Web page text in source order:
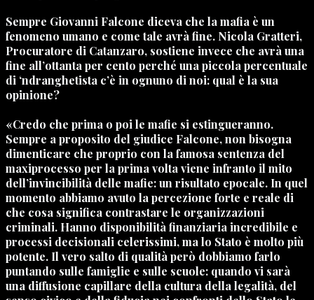
Sempre Giovanni Falcone diceva che la mafia è un
fenomeno umano e come tale avrà fine. Nicola Gratteri,
Procuratore di Catanzaro, sostiene invece che avrà una
fine all’ottanta per cento perché una piccola percentuale
di ‘ndranghetista c’è in ognuno di noi: qual è la sua
opinione?
«Credo che prima o poi le mafie si estingueranno.
Sempre a proposito del giudice Falcone, non bisogna
dimenticare che proprio con la famosa sentenza del
maxiprocesso per la prima volta viene infranto il mito
dell’invincibilità delle mafie: un risultato epocale. In quel
momento abbiamo avuto la percezione forte e reale di
che cosa significa contrastare le organizzazioni
criminali. Hanno disponibilità finanziaria incredibile e
processi decisionali celerissimi, ma lo Stato è molto più
potente. Il vero salto di qualità però dobbiamo farlo
puntando sulle famiglie e sulle scuole: quando vi sarà
una diffusione capillare della cultura della legalità, del